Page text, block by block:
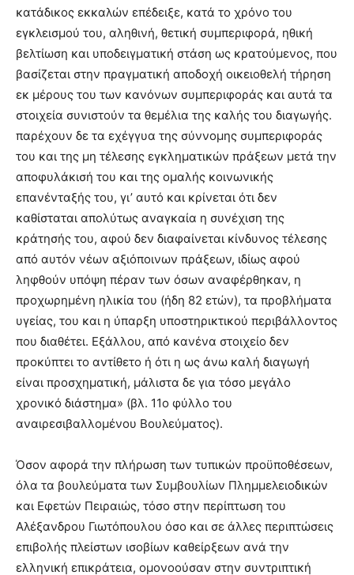
κατάδικος εκκαλών επέδειξε, κατά το χρόνο του
εγκλεισμού του, αληθινή, θετική συμπεριφορά, ηθική
βελτίωση και υποδειγματική στάση ως κρατούμενος, που
βασίζεται στην πραγματική αποδοχή οικειοθελή τήρηση
εκ μέρους του των κανόνων συμπεριφοράς και αυτά τα
στοιχεία συνιστούν τα θεμέλια της καλής του διαγωγής.
παρέχουν δε τα εχέγγυα της σύννομης συμπεριφοράς
του και της μη τέλεσης εγκληματικών πράξεων μετά την
αποφυλάκισή του και της ομαλής κοινωνικής
επανένταξής του, γι’ αυτό και κρίνεται ότι δεν
καθίσταται απολύτως αναγκαία η συνέχιση της
κράτησής του, αφού δεν διαφαίνεται κίνδυνος τέλεσης
από αυτόν νέων αξιόποινων πράξεων, ιδίως αφού
ληφθούν υπόψη πέραν των όσων αναφέρθηκαν, η
προχωρημένη ηλικία του (ήδη 82 ετών), τα προβλήματα
υγείας, του και η ύπαρξη υποστηρικτικού περιβάλλοντος
που διαθέτει. Εξάλλου, από κανένα στοιχείο δεν
προκύπτει το αντίθετο ή ότι η ως άνω καλή διαγωγή
είναι προσχηματική, μάλιστα δε για τόσο μεγάλο
χρονικό διάστημα» (βλ. 11ο φύλλο του
αναιρεσιβαλλομένου Βουλεύματος).
Όσον αφορά την πλήρωση των τυπικών προϋποθέσεων,
όλα τα βουλεύματα των Συμβουλίων Πλημμελειοδικών
και Εφετών Πειραιώς, τόσο στην περίπτωση του
Αλέξανδρου Γιωτόπουλου όσο και σε άλλες περιπτώσεις
επιβολής πλείστων ισοβίων καθείρξεων ανά την
ελληνική επικράτεια, ομονοούσαν στην συντριπτική